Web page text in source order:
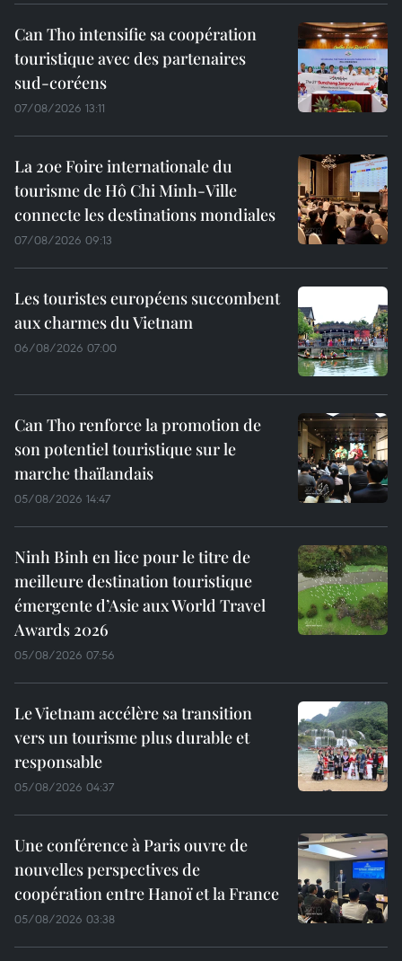
Can Tho intensifie sa coopération
touristique avec des partenaires
sud-coréens
07/08/2026 13:11
La 20e Foire internationale du
tourisme de Hô Chi Minh-Ville
connecte les destinations mondiales
07/08/2026 09:13
Les touristes européens succombent
aux charmes du Vietnam
06/08/2026 07:00
Can Tho renforce la promotion de
son potentiel touristique sur le
marche thaïlandais
05/08/2026 14:47
Ninh Binh en lice pour le titre de
meilleure destination touristique
émergente d’Asie aux World Travel
Awards 2026
05/08/2026 07:56
Le Vietnam accélère sa transition
vers un tourisme plus durable et
responsable
05/08/2026 04:37
Une conférence à Paris ouvre de
nouvelles perspectives de
coopération entre Hanoï et la France
05/08/2026 03:38